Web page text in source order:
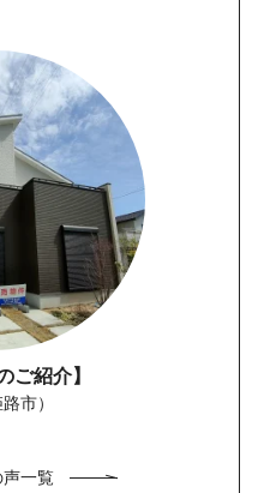
ご紹介】
市）
声一覧